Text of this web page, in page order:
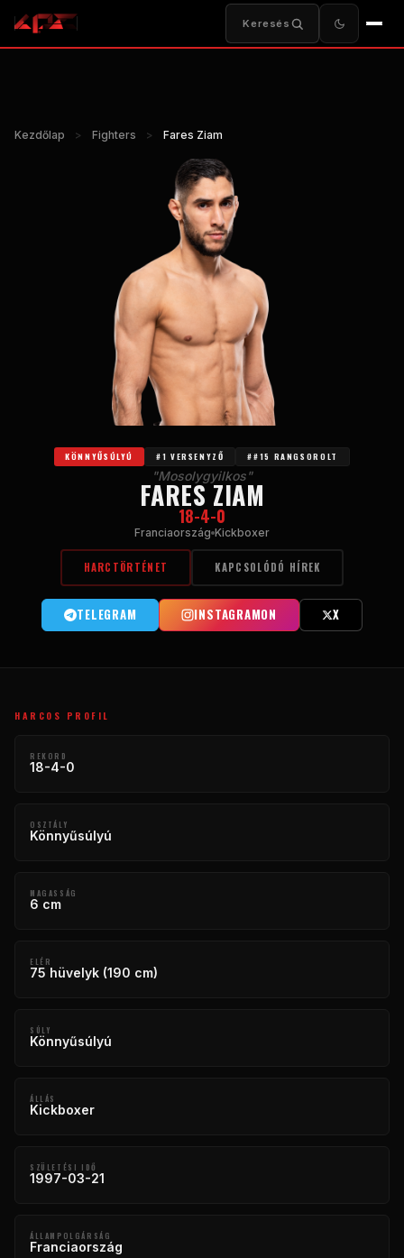
Keresés
Kezdőlap > Fighters > Fares Ziam
KÖNNYŰSÚLYÚ #1 VERSENYZŐ ##15 RANGSOROLT
"Mosolygyilkos"
FARES ZIAM
18-4-0
Franciaország Kickboxer
HARCTÖRTÉNET KAPCSOLÓDÓ HÍREK
TELEGRAM INSTAGRAMON X
HARCOS PROFIL
REKORD
18-4-0
OSZTÁLY
Könnyűsúlyú
MAGASSÁG
6 cm
ELÉR
75 hüvelyk (190 cm)
SÚLY
Könnyűsúlyú
ÁLLÁS
Kickboxer
SZÜLETÉSI IDŐ
1997-03-21
ÁLLAMPOLGÁRSÁG
Franciaország